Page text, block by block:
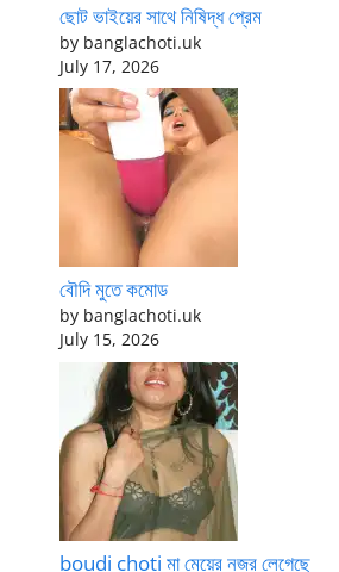
ছোট ভাইয়ের সাথে নিষিদ্ধ প্রেম
by banglachoti.uk
July 17, 2026
বৌদি মুতে কমোড
by banglachoti.uk
July 15, 2026
boudi choti মা মেয়ের নজর লেগেছে